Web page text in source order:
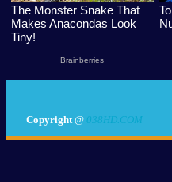
Copyright@ 038HD.COM